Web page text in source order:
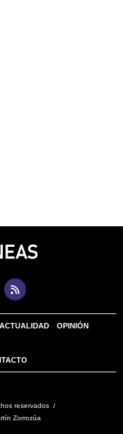
ACTUALIDAD OPINIÓN
reservados /
Zorrozúa